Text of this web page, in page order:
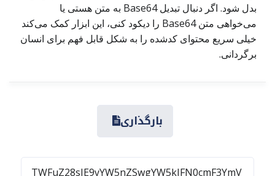
بدل شود. اگر دنبال تبدیل Base64 به متن هستی یا
می‌خواهی متن Base64 را دیکود کنی، این ابزار کمک می‌کند
خیلی سریع محتوای کدشده را به شکل قابل فهم برای انسان
برگردانی.
بارگذاری